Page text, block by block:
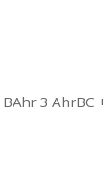
3 AhrBC +